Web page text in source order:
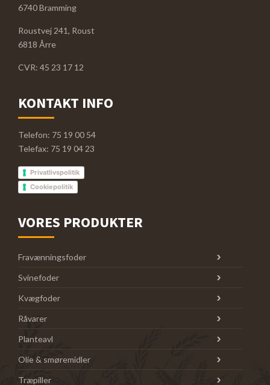
6740 Bramming
Roustvej 241, Roust
6818 Årre
CVR: 45 23 17 12
KONTAKT INFO
Telefon: 75 19 00 54
Telefax: 75 19 04 23
Privatlivspolitik
Cookiepolitik
VORES PRODUKTER
Fravænningsfoder
Svinefoder
Kvægfoder
Råvarer
Planteavl
Olie & smøremidler
Træpiller